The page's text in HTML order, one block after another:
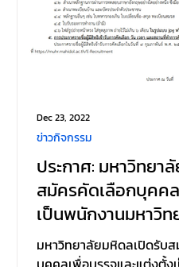
ประกาศ: มหาวิทยา
สมัครคัดเลือกบุคค
เป็นพนักงานมหาวิท
มหาวิทยาลัยมหิดลเปิดรับ
ข่าวกิจกรรม
Dec 23, 2022